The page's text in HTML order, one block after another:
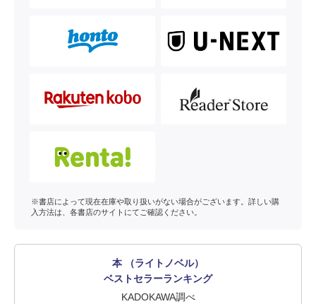
※書店によって現在在庫や取り扱いがない場合がございます。詳しい購
入方法は、各書店のサイトにてご確認ください。
本 （ライトノベル）
ベストセラーランキング
KADOKAWA調べ